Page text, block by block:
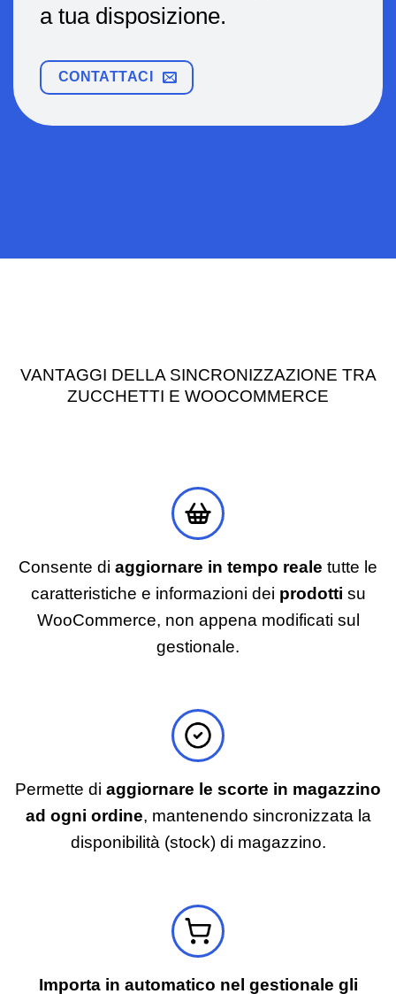
a tua disposizione.
CONTATTACI
VANTAGGI DELLA SINCRONIZZAZIONE TRA
ZUCCHETTI E WOOCOMMERCE
Consente di aggiornare in tempo reale tutte le
caratteristiche e informazioni dei prodotti su
WooCommerce, non appena modificati sul
gestionale.
Permette di aggiornare le scorte in magazzino
ad ogni ordine, mantenendo sincronizzata la
disponibilità (stock) di magazzino.
Importa in automatico nel gestionale gli